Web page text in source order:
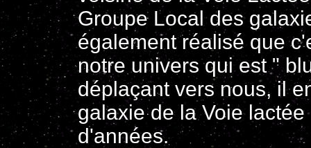
Groupe Local des
également réalisé que
notre univers qui est "
déplaçant vers nous, il
galaxie de la Voie
d'années.